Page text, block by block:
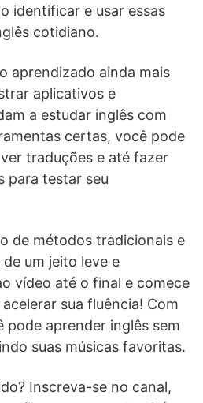
identificar e usar essas
cotidiano.
aprendizado ainda mais
aplicativos e
a estudar inglês com
certas, você pode
traduções e até fazer
para testar seu
de métodos tradicionais e
um jeito leve e
vídeo até o final e comece
sua fluência! Com
pode aprender inglês sem
suas músicas favoritas.
Inscreva-se no canal,